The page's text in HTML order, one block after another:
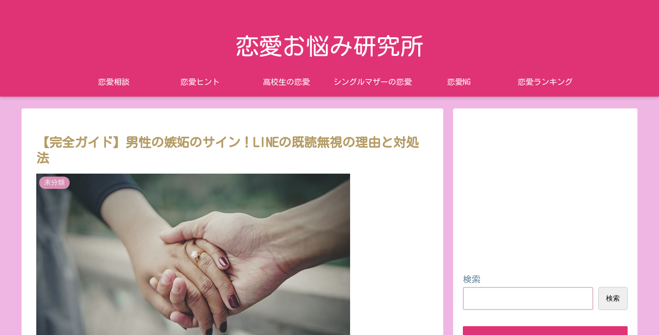
恋愛お悩み研究所
恋愛相談 恋愛ヒント 高校生の恋愛 シングルマザーの恋愛 恋愛NG 恋愛ランキング
【完全ガイド】男性の嫉妬のサイン！LINEの既読無視の理由と対処
法
未分類
検索
検索